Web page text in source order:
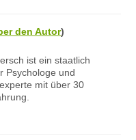
den Autor)
ist ein staatlich
Psychologe und
mit über 30